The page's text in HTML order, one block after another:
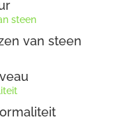
van steen